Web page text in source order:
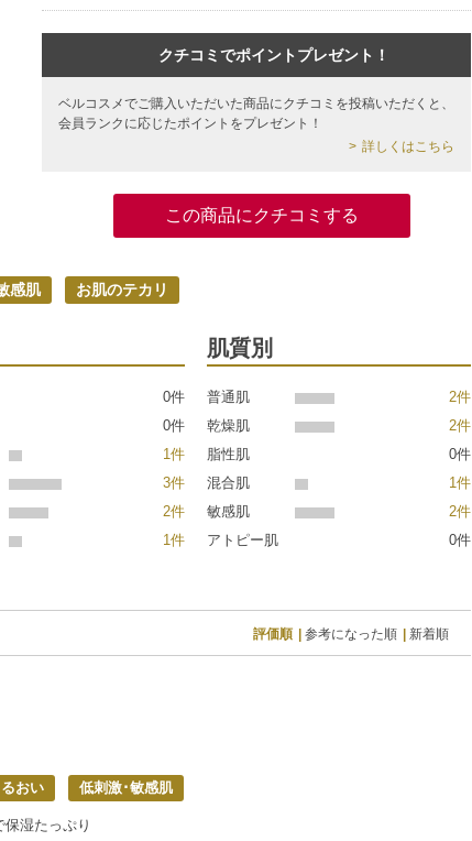
クチコミでポイントプレゼント！
ベルコスメでご購入いただいた商品にクチコミを投稿いただくと、
会員ランクに応じたポイントをプレゼント！
詳しくはこちら
この商品にクチコミする
感肌 お肌のテカリ
0件
0件
1件
3件
2件
1件
肌質別
普通肌
2件
乾燥肌
2件
脂性肌
0件
混合肌
1件
敏感肌
2件
アトピー肌
0件
評価順 参考になった順 新着順
るおい 低刺激･敏感肌
湿たっぷり